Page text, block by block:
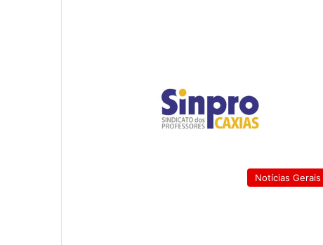
Notícias Gerais